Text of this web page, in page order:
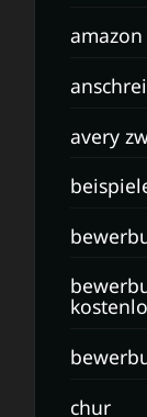
amazon
avery
chur